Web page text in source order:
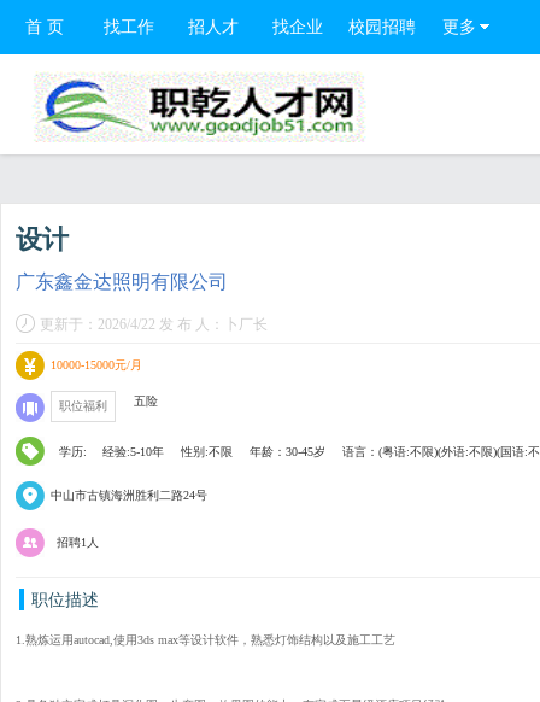
首 页 找工作 招人才 找企业 校园招聘 更多
设计
广东鑫金达照明有限公司
更新于：2026/4/22 发 布 人：卜厂长
10000-15000元/月
职位福利 五险
学历: 经验:5-10年 性别:不限 年龄：30-45岁 语言：(粤语:不限)(外语:不限)(国语:
中山市古镇海洲胜利二路24号
招聘1人
职位描述
1.熟炼运用autocad,使用3ds max等设计软件，熟悉灯饰结构以及施工工艺